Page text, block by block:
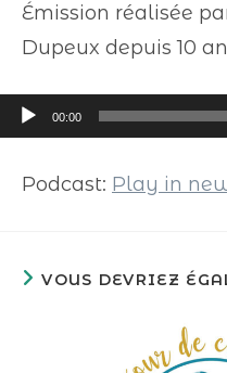
Émission réalisée
Dupeux depuis 10
Lecteur
audio
00:00
Podcast: Play in
VOUS DEVRIEZ